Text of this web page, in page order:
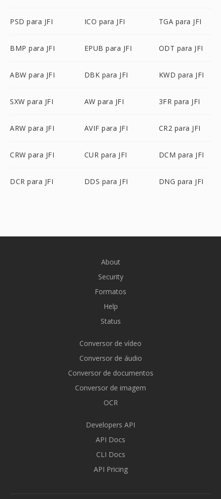
PSD para JFI ICO para JFI TGA para JFI
BMP para JFI EPUB para JFI ODT para JFI
ABW para JFI DBK para JFI KWD para JFI
SXW para JFI AW para JFI 3FR para JFI
ARW para JFI AVIF para JFI CR2 para JFI
CRW para JFI CUR para JFI DCM para JFI
DCR para JFI DDS para JFI DNG para JFI
About
Security
Formatos
Help
Status
Conversor de vídeo
Conversor de áudio
Conversor de documentos
Conversor de imagem
OCR
Developers API
API Docs
CLI Docs
API Pricing